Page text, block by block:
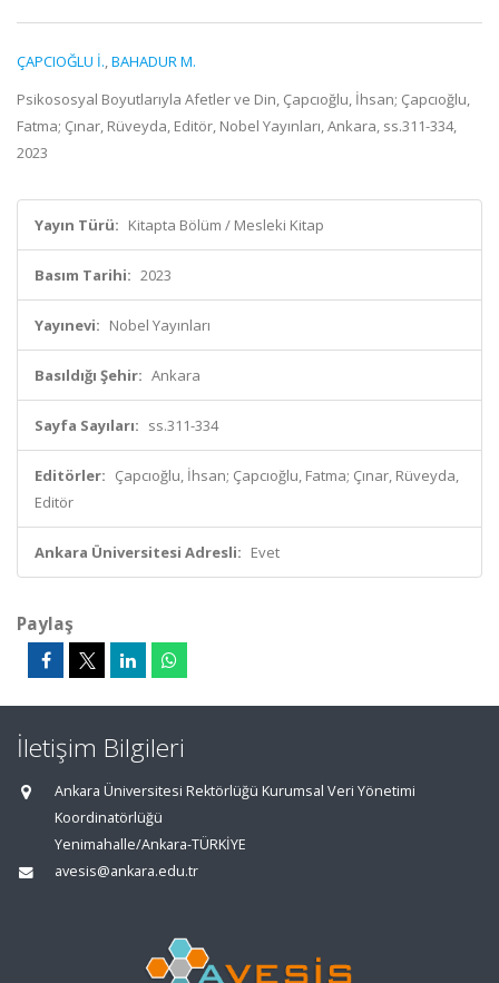
ÇAPCIOĞLU İ.,BAHADUR M.
Psikososyal Boyutlarıyla Afetler ve Din, Çapcıoğlu, İhsan; Çapcıoğlu,
Fatma; Çınar, Rüveyda, Editör, Nobel Yayınları, Ankara, ss.311-334,
2023
Yayın Türü: Kitapta Bölüm / Mesleki Kitap
Basım Tarihi: 2023
Yayınevi: Nobel Yayınları
Basıldığı Şehir: Ankara
Sayfa Sayıları: ss.311-334
Editörler: Çapcıoğlu, İhsan; Çapcıoğlu, Fatma; Çınar, Rüveyda,
Editör
Ankara Üniversitesi Adresli: Evet
Paylaş
İletişim Bilgileri
Ankara Üniversitesi Rektörlüğü Kurumsal Veri Yönetimi
Koordinatörlüğü
Yenimahalle/Ankara-TÜRKİYE
avesis@ankara.edu.tr